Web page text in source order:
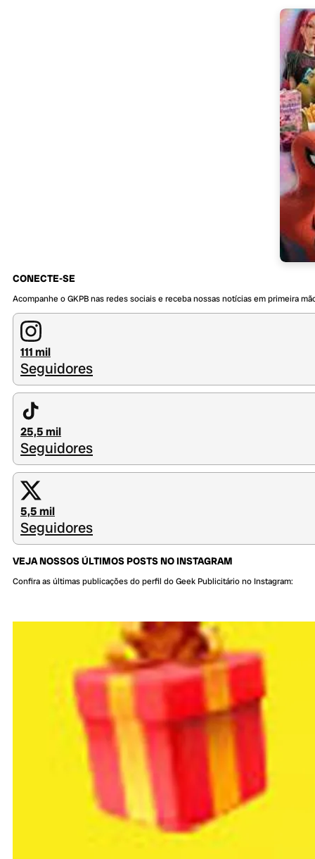
CONECTE-SE
Acompanhe o GKPB nas redes sociais e receba nossas notícias em primeira
111 mil
Seguidores
25,5 mil
Seguidores
5,5 mil
Seguidores
VEJA NOSSOS ÚLTIMOS POSTS NO INSTAGRAM
Confira as últimas publicações do perfil do Geek Publicitário no Instagram: